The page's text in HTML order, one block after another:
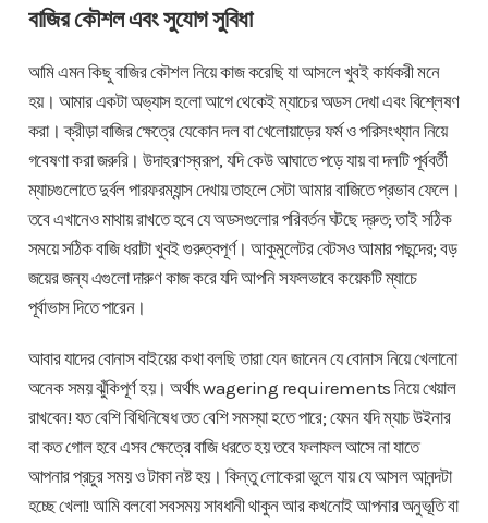
বাজির কৌশল এবং সুযোগ সুবিধা
আমি এমন কিছু বাজির কৌশল নিয়ে কাজ করেছি যা আসলে খুবই কার্যকরী মনে
হয়। আমার একটা অভ্যাস হলো আগে থেকেই ম্যাচের অডস দেখা এবং বিশ্লেষণ
করা। ক্রীড়া বাজির ক্ষেত্রে যেকোন দল বা খেলোয়াড়ের ফর্ম ও পরিসংখ্যান নিয়ে
গবেষণা করা জরুরি। উদাহরণস্বরূপ, যদি কেউ আঘাতে পড়ে যায় বা দলটি পূর্ববর্তী
ম্যাচগুলোতে দুর্বল পারফরম্যান্স দেখায় তাহলে সেটা আমার বাজিতে প্রভাব ফেলে।
তবে এখানেও মাথায় রাখতে হবে যে অডসগুলোর পরিবর্তন ঘটছে দ্রুত; তাই সঠিক
সময়ে সঠিক বাজি ধরাটা খুবই গুরুত্বপূর্ণ। আকুমুলেটর বেটসও আমার পছন্দের; বড়
জয়ের জন্য এগুলো দারুণ কাজ করে যদি আপনি সফলভাবে কয়েকটি ম্যাচে
পূর্বাভাস দিতে পারেন।
আবার যাদের বোনাস বাইয়ের কথা বলছি তারা যেন জানেন যে বোনাস নিয়ে খেলানো
অনেক সময় ঝুঁকিপূর্ণ হয়। অর্থাৎ wagering requirements নিয়ে খেয়াল
রাখবেন! যত বেশি বিধিনিষেধ তত বেশি সমস্যা হতে পারে; যেমন যদি ম্যাচ উইনার
বা কত গোল হবে এসব ক্ষেত্রে বাজি ধরতে হয় তবে ফলাফল আসে না যাতে
আপনার প্রচুর সময় ও টাকা নষ্ট হয়। কিন্তু লোকেরা ভুলে যায় যে আসল আনন্দটা
হচ্ছে খেলা! আমি বলবো সবসময় সাবধানী থাকুন আর কখনোই আপনার অনুভূতি বা